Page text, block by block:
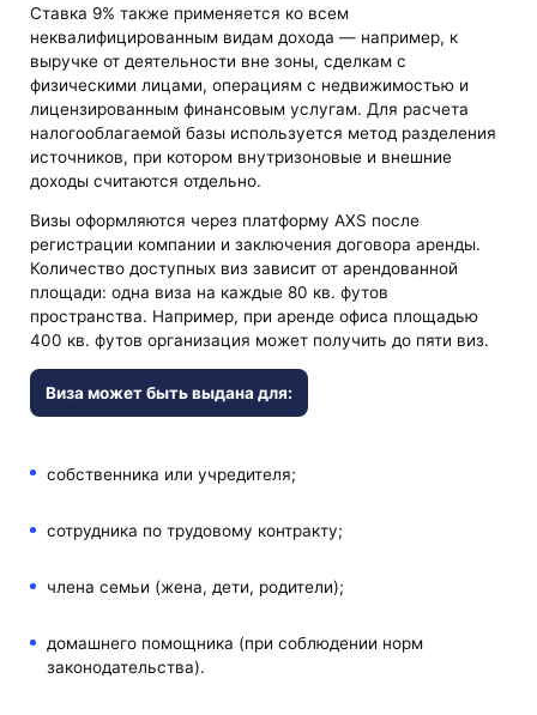
Ставка 9% также применяется ко всем
неквалифицированным видам дохода — например, к
выручке от деятельности вне зоны, сделкам с
физическими лицами, операциям с недвижимостью и
лицензированным финансовым услугам. Для расчета
налогооблагаемой базы используется метод разделения
источников, при котором внутризоновые и внешние
доходы считаются отдельно.
Визы оформляются через платформу AXS после
регистрации компании и заключения договора аренды.
Количество доступных виз зависит от арендованной
площади: одна виза на каждые 80 кв. футов
пространства. Например, при аренде офиса площадью
400 кв. футов организация может получить до пяти виз.
Виза может быть выдана для:
собственника или учредителя;
сотрудника по трудовому контракту;
члена семьи (жена, дети, родители);
домашнего помощника (при соблюдении норм
законодательства).